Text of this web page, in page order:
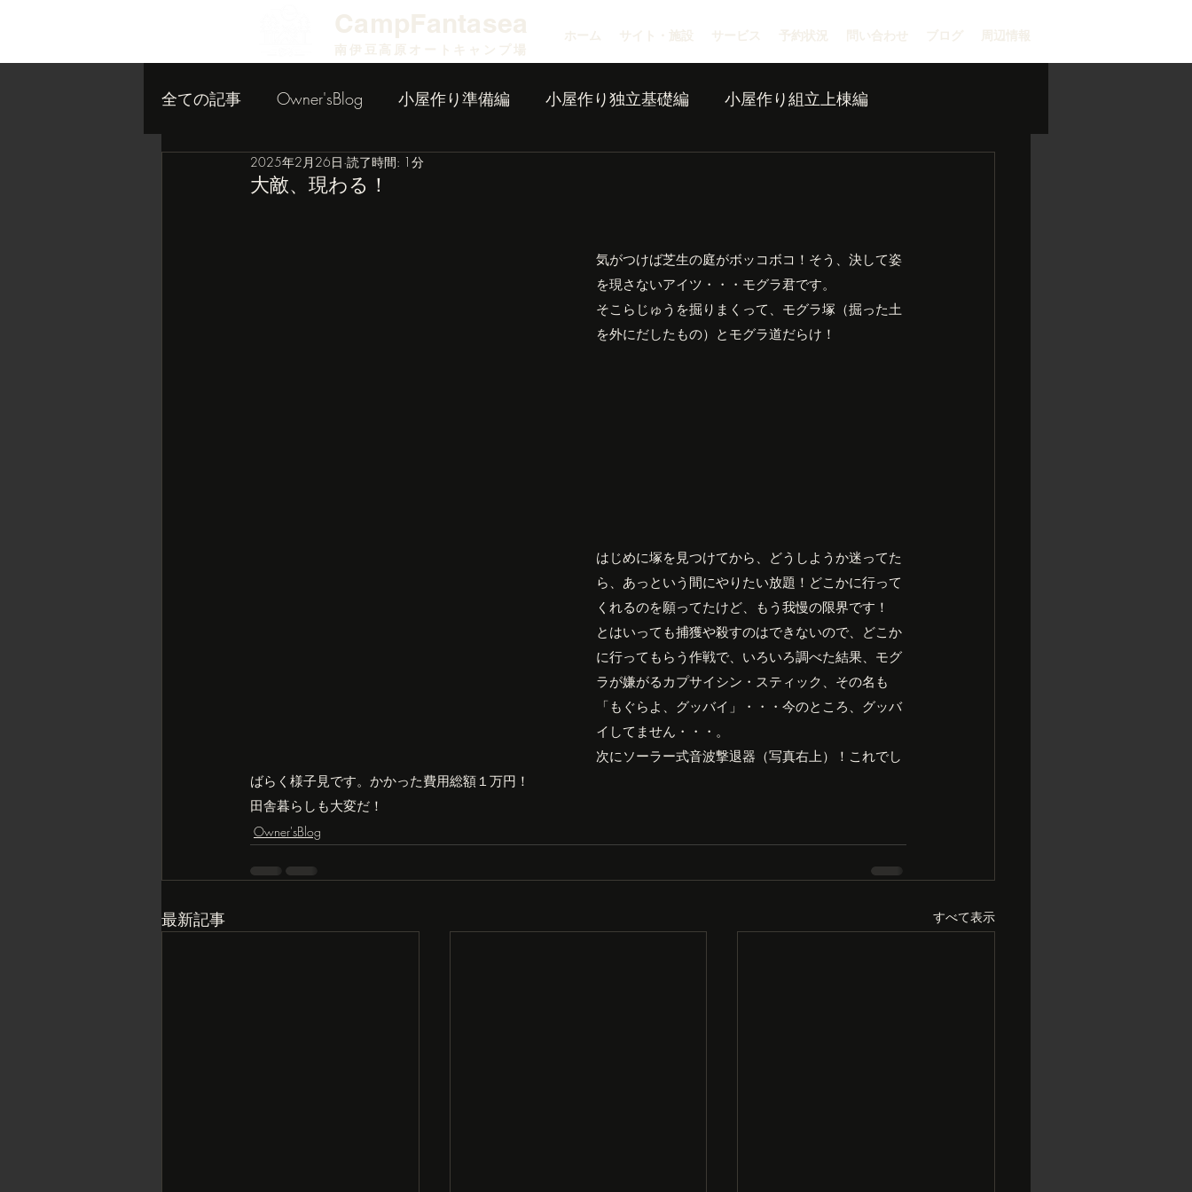
​CampFantasea ホーム サイト・施設 サービス 予約状況 問い合わせ ブログ 周辺情報
南伊豆高原オートキャンプ場
全ての記事 Owner'sBlog 小屋作り準備編 小屋作り独立基礎編 小屋作り組立上棟編
小屋作り内装編
大敵、現わる！
2025年2月26日 読了時間: 1分
気がつけば芝生の庭がボッコボコ！そう、決して姿
を現さないアイツ・・・モグラ君です。
そこらじゅうを掘りまくって、モグラ塚（掘った土
を外にだしたもの）とモグラ道だらけ！
はじめに塚を見つけてから、どうしようか迷ってた
ら、あっという間にやりたい放題！どこかに行って
くれるのを願ってたけど、もう我慢の限界です！
とはいっても捕獲や殺すのはできないので、どこか
に行ってもらう作戦で、いろいろ調べた結果、モグ
ラが嫌がるカプサイシン・スティック、その名も
「もぐらよ、グッバイ」・・・今のところ、グッバ
イしてません・・・。
次にソーラー式音波撃退器（写真右上）！これでし
ばらく様子見です。かかった費用総額１万円！
田舎暮らしも大変だ！
Owner'sBlog
最新記事 すべて表示